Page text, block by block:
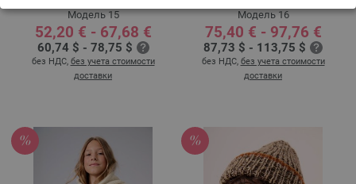
Модель 15
52,20 € - 67,68 €
60,74 $ - 78,75 $
без НДС, без учета стоимости
доставки
Модель 16
75,40 € - 97,76 €
87,73 $ - 113,75 $
без НДС, без учета стоимости
доставки